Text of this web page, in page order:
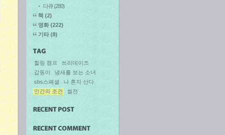
다큐(280)
책 (2)
영화(222)
기타 (8)
힐링 캠프
쓰리데이즈
갑동이
냄새를 보는 소녀
sbs스페셜
나 혼자 산다
인간의 조건
썰전